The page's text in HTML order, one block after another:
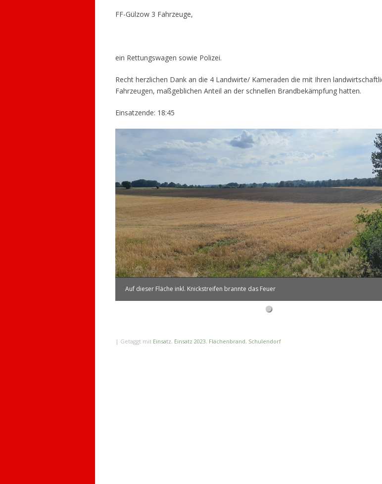
FF-Gülzow 3 Fahrzeuge,
ein Rettungswagen sowie Polizei.
Recht herzlichen Dank an die 4 Landwirte/ Kameraden die mit Ihren
Fahrzeugen, maßgeblichen Anteil an der schnellen Brandbekämpfung hatten.
Einsatzende: 18:45
Auf dieser Fläche inkl. Knickstreifen brannte das Feuer
| Getaggt mit Einsatz, Einsatz 2023, Flächenbrand, Schulendorf